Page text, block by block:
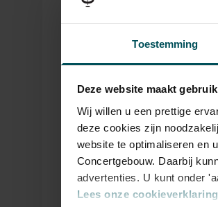
Toestemming
Deze website maakt
Wij willen u een prettige
deze cookies zijn
website te optimaliseren en
Concertgebouw. Daarbij
advertenties. U kunt onder
Lees onze
De
een unieke
pianist Yulianna
verzamelt
duik in Schuberts
Het Busch Trio
opname van
Zaal. Pianist Enrico